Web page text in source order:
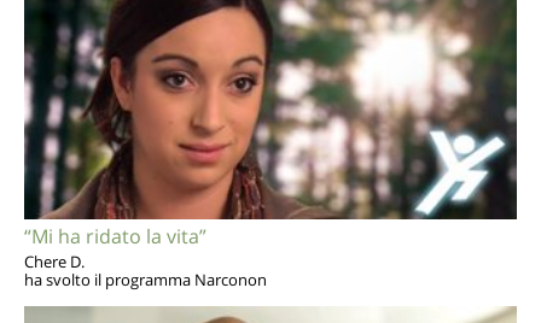
“Mi ha ridato la vita”
Chere D.
ha svolto il programma Narconon